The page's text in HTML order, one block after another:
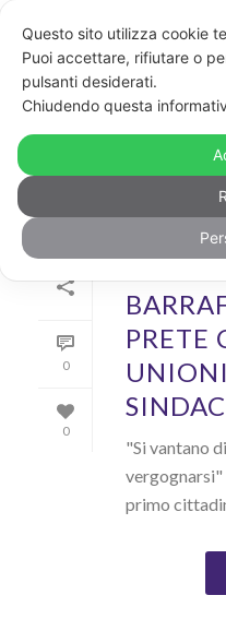
ARCHIVIO
0
0
PRETE
"Si vantano
vergognarsi"
primo
Questo sito utilizza cookie
Puoi accettare, rifiutare o
pulsanti desiderati.
Chiudendo questa